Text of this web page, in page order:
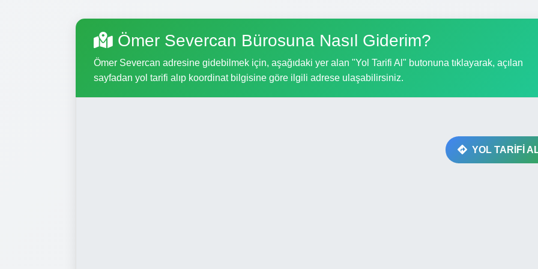
Ömer Severcan Bürosuna Nasıl Giderim?
Ömer Severcan adresine gidebilmek için, aşağıdaki yer alan "Yol Tarifi Al" butonuna tıklayarak, açılan
sayfadan yol tarifi alıp koordinat bilgisine göre ilgili adrese ulaşabilirsiniz.
YOL TARİFİ